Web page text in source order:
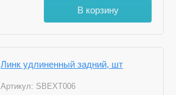
В корзину
Линк удлиненный задний, шт
Артикул: SBEXT006